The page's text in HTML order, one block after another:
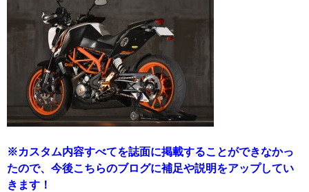
※カスタム内容すべてを誌面に掲載することができなかっ
たので、今後こちらのブログに補足や説明をアップしてい
きます！